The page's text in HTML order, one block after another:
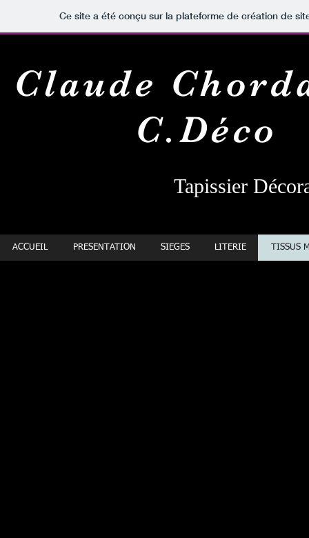
Ce site a été conçu sur la plateforme de création de
Claude
C.Déco
Tapissier
ACCUEIL PRESENTATION SIEGES LITERIE TISSUS